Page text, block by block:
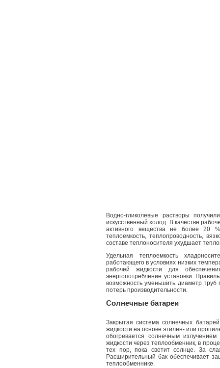
Водно-гликолевые растворы
искусственный холод. В качестве
активного вещества не более 20
теплоемкость, теплопроводность,
составе теплоносителя ухудшает
Удельная теплоемкость
работающего в условиях низких
рабочей жидкости для
энергопотребление установки.
возможность уменьшить диаметр труб
потерь производительности.
Солнечные батареи
Закрытая система солнечных
жидкости на основе этилен- или
обогревается солнечным
жидкости через теплообменник, в
тех пор, пока светит солнце. За
Расширительный бак обеспечивает
теплообменнике.